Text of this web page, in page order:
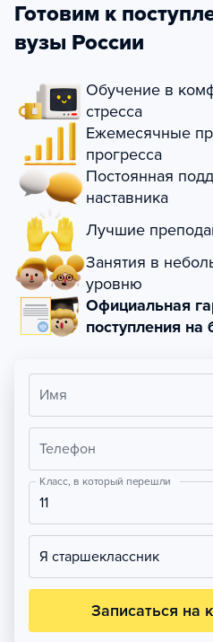
Готовим к
вузы России
Обучение в
стресса
Ежемесячные
прогресса
Постоянная
наставника
Лучшие
Занятия в
уровню
Официальная
поступления
Имя
Телефон
Класс, в который перешли
11
Я старшеклассник
Записаться на